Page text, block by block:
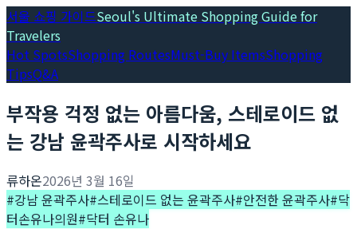
서울 쇼핑 가이드Seoul's Ultimate Shopping Guide for
Travelers
Hot SpotsShopping RoutesMust-Buy ItemsShopping
TipsQ&A
부작용 걱정 없는 아름다움, 스테로이드 없
는 강남 윤곽주사로 시작하세요
류하온2026년 3월 16일
#강남 윤곽주사#스테로이드 없는 윤곽주사#안전한 윤곽주사#닥
터손유나의원#닥터 손유나